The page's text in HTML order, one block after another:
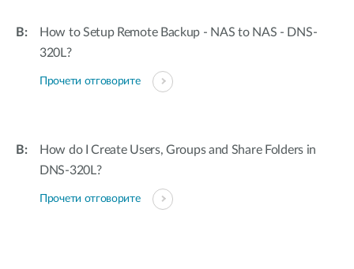
How to Setup Remote Backup - NAS to NAS - DNS-
320L?
Прочети отговорите
How do I Create Users, Groups and Share Folders in
DNS-320L?
Прочети отговорите